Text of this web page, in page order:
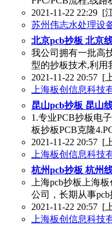
2021-11-22 22:29 [
苏州伟志水处理设
北京pcb抄板 北京
我公司拥有一批高
型的抄板技术,利用
2021-11-22 20:57 [
上海板创信息科技
昆山pcb抄板 昆山
1.专业PCB抄板电
板抄板PCB克隆
2021-11-22 20:57 [
上海板创信息科技
杭州pcb抄板 杭州
上海pcb抄板上海
公司，长期从事
2021-11-22 20:57 [
上海板创信息科技